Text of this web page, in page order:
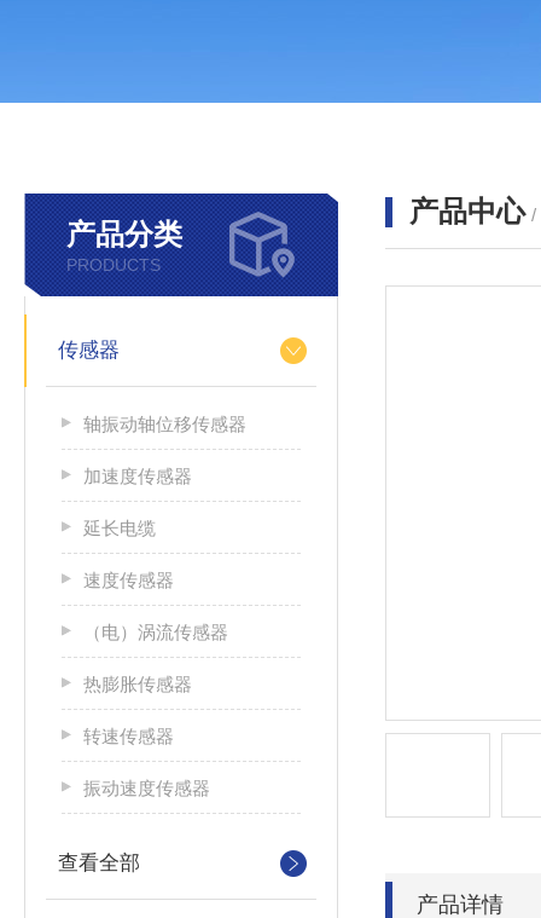
产品分类
PRODUCTS
传感器
轴振动轴位移传感器
加速度传感器
延长电缆
速度传感器
（电）涡流传感器
热膨胀传感器
转速传感器
振动速度传感器
查看全部
产品中心 /
产品详情